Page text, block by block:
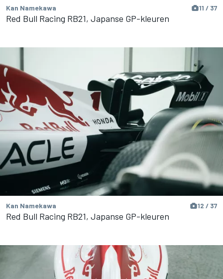
Kan Namekawa 11 / 37
Red Bull Racing RB21, Japanse GP-kleuren
Kan Namekawa 12 / 37
Red Bull Racing RB21, Japanse GP-kleuren